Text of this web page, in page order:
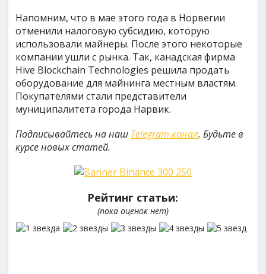
Напомним, что в мае этого года в Норвегии
отменили налоговую субсидию, которую
использовали майнеры. После этого некоторые
компании ушли с рынка. Так, канадская фирма
Hive Blockchain Technologies решила продать
оборудование для майнинга местным властям.
Покупателями стали представители
муниципалитета города Нарвик.
Подписывайтесь на наш Telegram канал. Будьте в
курсе новых статей.
Рейтинг статьи:
(пока оценок нет)